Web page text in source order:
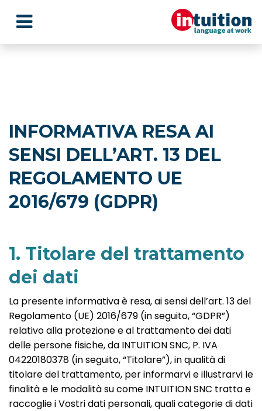
INFORMATIVA RESA AI
SENSI DELL’ART. 13 DEL
REGOLAMENTO UE
2016/679 (GDPR)
1. Titolare del trattamento
dei dati
La presente informativa è resa, ai sensi dell’art. 13 del
Regolamento (UE) 2016/679 (in seguito, “GDPR”)
relativo alla protezione e al trattamento dei dati
delle persone fisiche, da INTUITION SNC, P. IVA
04220180378 (in seguito, “Titolare”), in qualità di
titolare del trattamento, per informarvi e illustrarvi le
finalità e le modalità su come INTUITION SNC tratta e
raccoglie i Vostri dati personali, quali categorie di dati